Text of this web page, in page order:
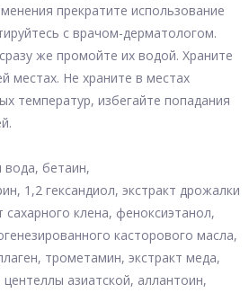
прекратите использование
с врачом-дерматологом.
же промойте их водой. Храните
местах. Не храните в местах
температур, избегайте попадания
бетаин,
1,2 гександиол, экстракт дрожалки
сахарного клена, феноксиэтанол,
касторового масла,
трометамин, экстракт меда,
азиатской, аллантоин,